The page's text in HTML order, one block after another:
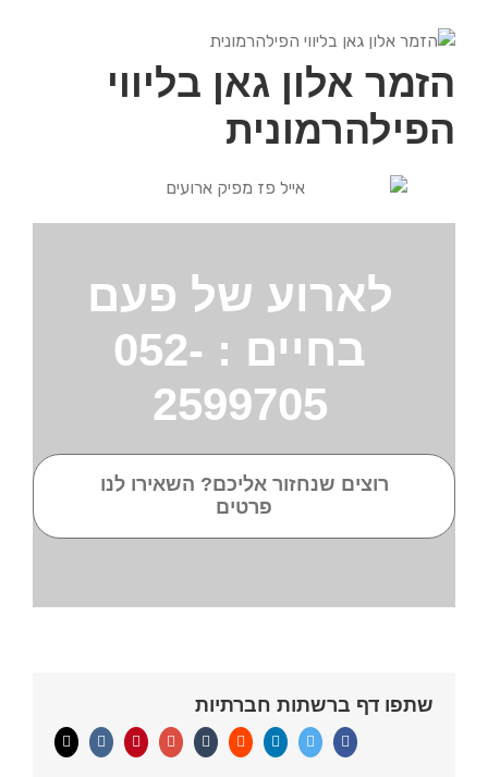
הזמר אלון גאן בליווי
הפילהרמונית
לארוע של פעם
בחיים : 052-
2599705
רוצים שנחזור אליכם? השאירו לנו
פרטים
שתפו דף ברשתות חברתיות
Facebook
Twitter
Linkedin
Reddit
Tumblr
Google+
Pinterest
Vk
Email